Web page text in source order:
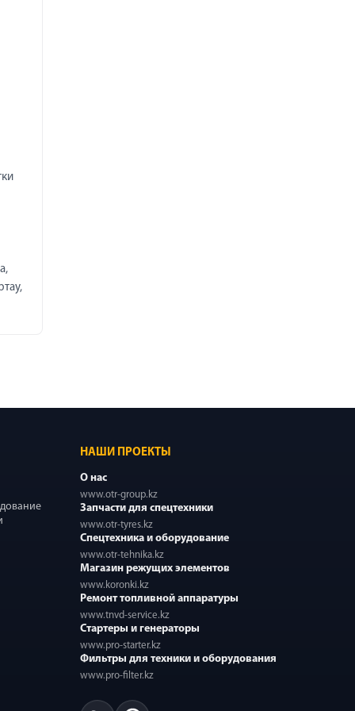
НАШИ ПРОЕКТЫ
О нас
www.otr-group.kz
Запчасти для спецтехники
www.otr-tyres.kz
Спецтехника и оборудование
www.otr-tehnika.kz
Магазин режущих элементов
www.koronki.kz
Ремонт топливной аппаратуры
www.tnvd-service.kz
Стартеры и генераторы
www.pro-starter.kz
Фильтры для техники и оборудования
www.pro-filter.kz